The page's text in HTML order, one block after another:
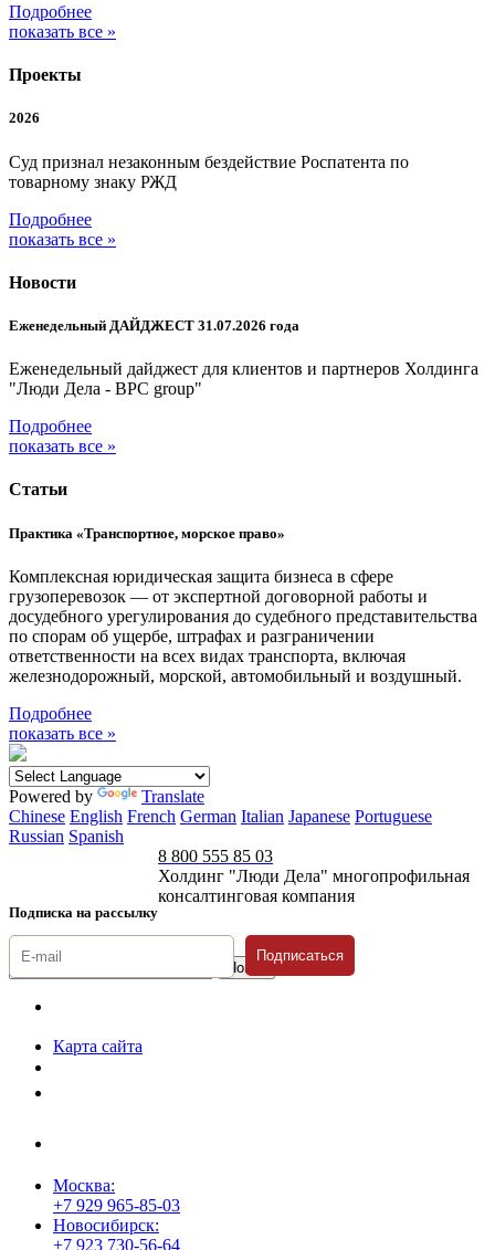
Подробнее
показать все »
Проекты
2026
Суд признал незаконным бездействие Роспатента по
товарному знаку РЖД
Подробнее
показать все »
Новости
Еженедельный ДАЙДЖЕСТ 31.07.2026 года
Еженедельный дайджест для клиентов и партнеров Холдинга
"Люди Дела - BPC group"
Подробнее
показать все »
Статьи
Практика «Транспортное, морское право»
Комплексная юридическая защита бизнеса в сфере
грузоперевозок — от экспертной договорной работы и
досудебного урегулирования до судебного представительства
по спорам об ущербе, штрафах и разграничении
ответственности на всех видах транспорта, включая
железнодорожный, морской, автомобильный и воздушный.
Подробнее
показать все »
Powered by
Translate
Chinese English French German Italian Japanese Portuguese
Russian Spanish
Подписка на рассылку
8 800 555 85 03
Холдинг "Люди Дела" многопрофильная
консалтинговая компания
Подписаться
Карта сайта
Москва:
+7 929 965-85-03
Новосибирск:
+7 923 730-56-64